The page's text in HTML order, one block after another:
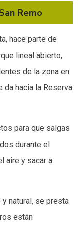
Remo
hace parte de
lineal abierto,
de la zona en
da hacia la Reserva
para que salgas
durante el
aire y sacar a
natural, se presta
están